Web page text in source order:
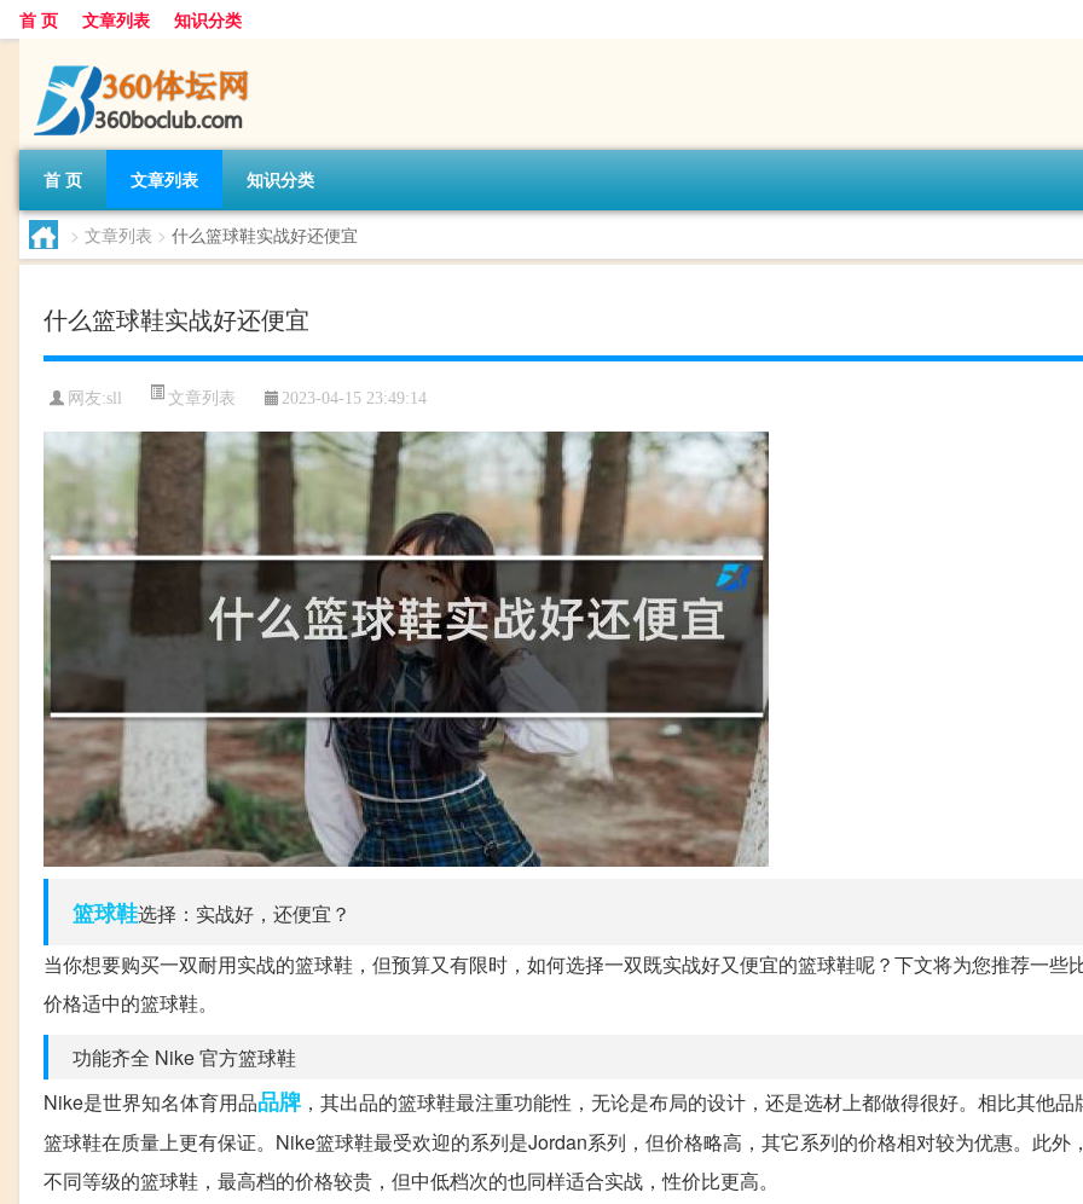
首 页 文章列表 知识分类
首 页 文章列表 知识分类
> 文章列表 > 什么篮球鞋实战好还便宜
什么篮球鞋实战好还便宜
网友:sll 文章列表 2023-04-15 23:49:14
篮球鞋选择：实战好，还便宜？
当你想要购买一双耐用实战的篮球鞋，但预算又有限时，如何选择一双既实战好又便宜的篮球鞋呢？下文将为您推荐一些
价格适中的篮球鞋。
功能齐全 Nike 官方篮球鞋
Nike是世界知名体育用品品牌 ，其出品的篮球鞋最注重功能性，无论是布局的设计，还是选材上都做得很好。相比其他
篮球鞋在质量上更有保证。Nike篮球鞋最受欢迎的系列是Jordan系列，但价格略高，其它系列的价格相对较为优惠。此外
不同等级的篮球鞋，最高档的价格较贵，但中低档次的也同样适合实战，性价比更高。